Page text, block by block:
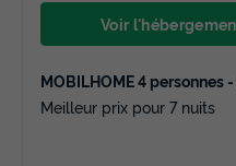
Voir
MOBILHOME 4 personnes
Meilleur prix pour 7 nuits